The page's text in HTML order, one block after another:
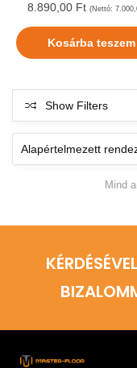
8.890,00 Ft (Nettó:
Kosárba teszem
Show Filters
Mind